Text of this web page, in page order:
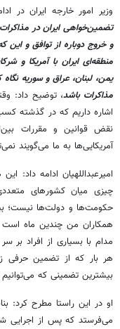
وزیر امور خارجه ایران در
تضمین‌خواهی ایران در
و خروج دوباره از توافق و این
منطقه‌ای ایران با آمریکا و
یمن، لبنان، عراق و سوریه
مذاکرات باشد، توضیح داد:
اشاره داریم که در گذشته
نقض قوانین و مقررات
آمریکایی‌ها به ما می‌گویند
امیرعبداللهیان ادامه داد:
چیزی میان کشورهای
حکومت‌ها و دولت‌ها نیست؛
همکاران من چندین ماه
مدام با بسیاری از افراد بر
هر بار که از تضمین حرفی
بیشترین تضمینی که
او در این راستا مطرح کرد:
می‌فرستد که پس از اجرایی